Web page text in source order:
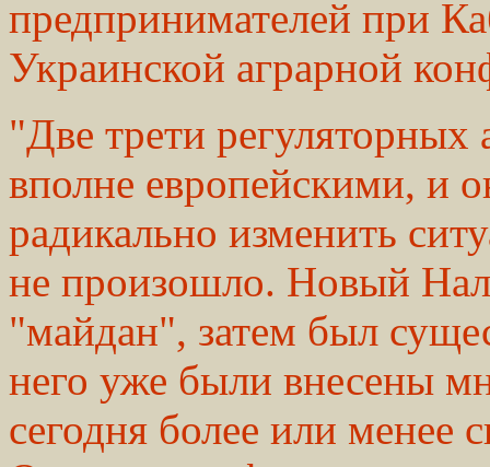
предпринимателей при
Украинской аграрной
"Две трети регуляторных
вполне европейскими, и
радикально изменить
не произошло. Новый
"майдан", затем был
него уже были внесены
сегодня более или менее